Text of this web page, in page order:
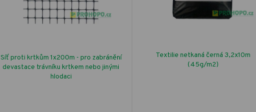
Síť proti krtkům 1x200m - pro zabránění
devastace trávníku krtkem nebo jinými
hlodaci
Textilie netkaná černá 3,2x10m
(45g/m2)